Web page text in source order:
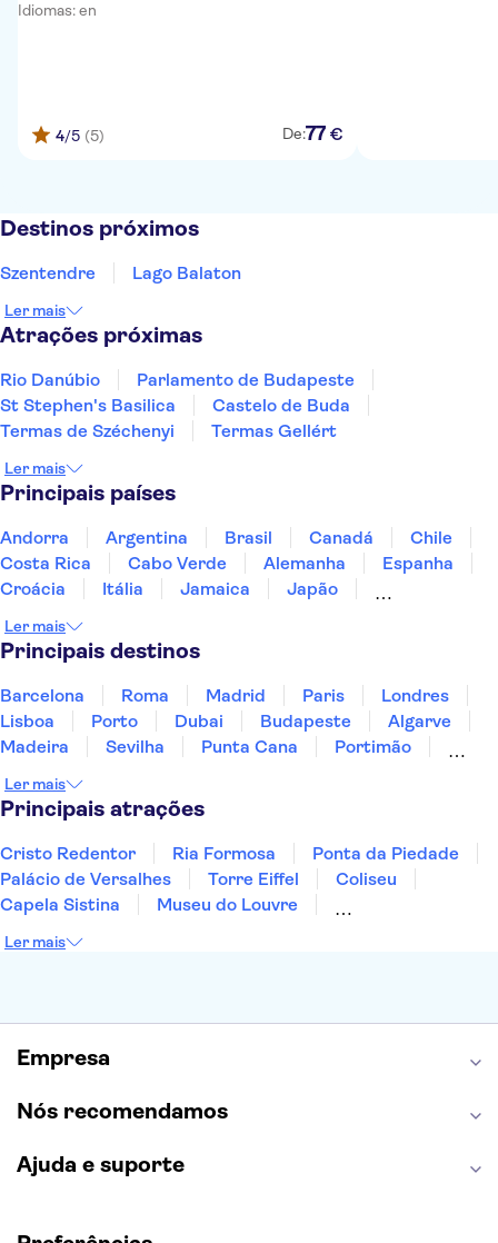
Idiomas: en
4/5 (5) De:77 €
Destinos próximos
Szentendre Lago Balaton
Ler mais
Atrações próximas
Rio Danúbio
Parlamento de Budapeste
St Stephen's Basilica
Castelo de Buda
Termas de Széchenyi
Termas Gellért
Ler mais
Principais países
Andorra Argentina Brasil Canadá
Chile
Costa Rica
Cabo Verde Alemanha
Espanha
Croácia
Itália Jamaica
Japão
Portugal
Singapura
Ler mais
Principais destinos
Barcelona Roma Madrid Paris
Londres
Lisboa
Porto Dubai Budapeste
Algarve
Madeira
Sevilha Punta Cana
Portimão
Sesimbra
Ler mais
Principais atrações
Cristo Redentor Ria Formosa
Ponta da Piedade
Palácio de Versalhes
Torre Eiffel
Coliseu
Capela Sistina
Museu do Louvre
Torre de Belém
Ler mais
Empresa
Nós recomendamos
Ajuda e suporte